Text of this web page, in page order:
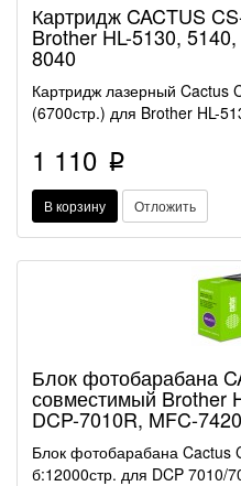
Картридж CACTUS
Brother HL-5130,
8040
Картридж лазерный Cactus
(6700стр.) для Brother HL-
1 110 p
В корзину Отложить
Блок фотобарабана
совместимый Brother
DCP-7010R, MFC-
Блок фотобарабана Cactus
б:12000стр. для DCP 7010/